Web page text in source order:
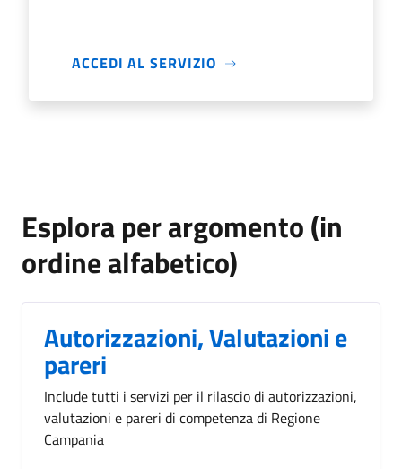
ACCEDI AL SERVIZIO
Esplora per argomento (in
ordine alfabetico)
Autorizzazioni, Valutazioni e
pareri
Include tutti i servizi per il rilascio di autorizzazioni,
valutazioni e pareri di competenza di Regione
Campania